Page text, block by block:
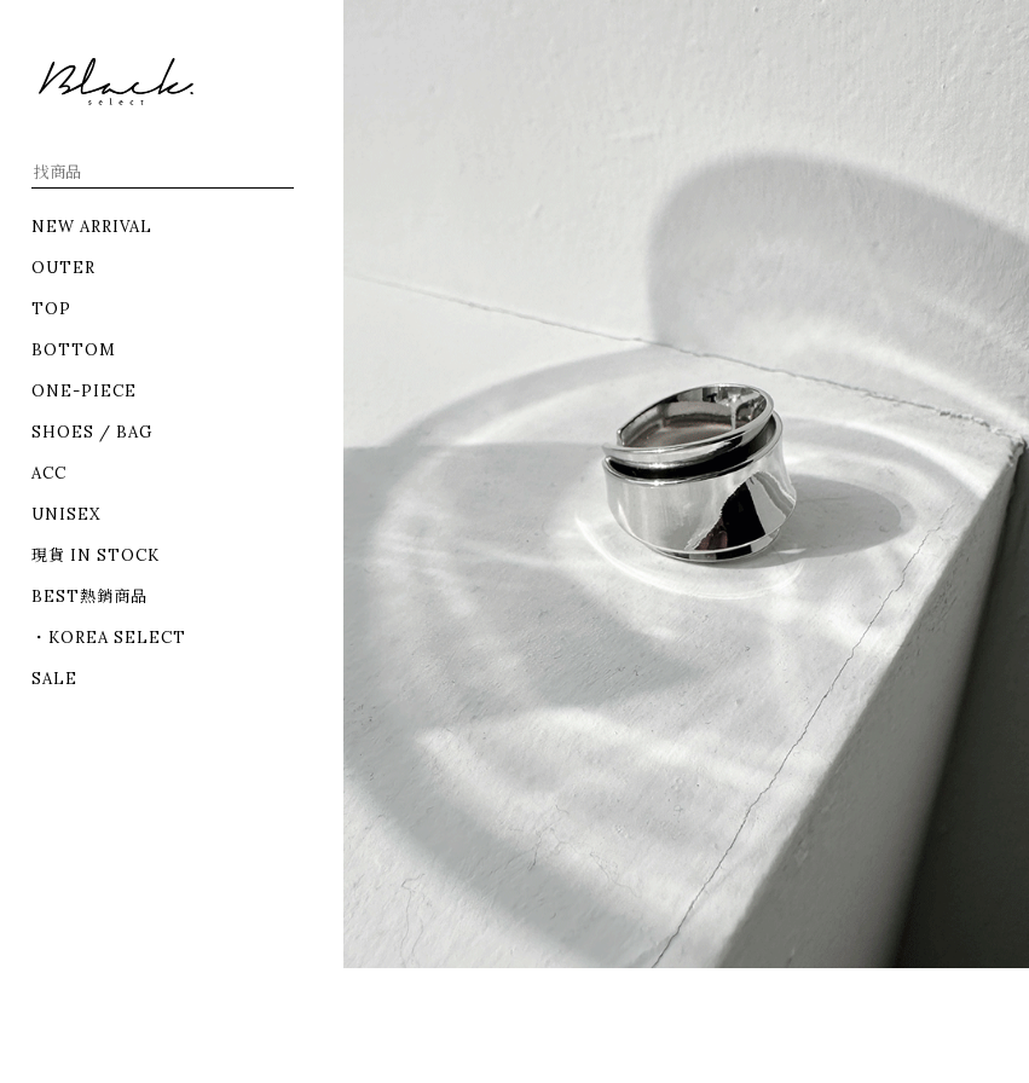
NEW ARRIVAL
OUTER
TOP
BOTTOM
ONE-PIECE
SHOES / BAG
ACC
UNISEX
現貨 IN STOCK
BEST熱銷商品
・KOREA SELECT
SALE